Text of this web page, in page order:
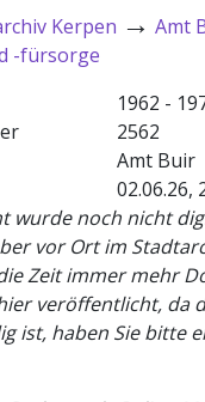
Kerpen → Amt
-fürsorge
1962 -
2562
Amt Buir
02.06.26,
wurde noch nicht
vor Ort im
Zeit immer mehr
veröffentlicht, da
ist, haben Sie bitte